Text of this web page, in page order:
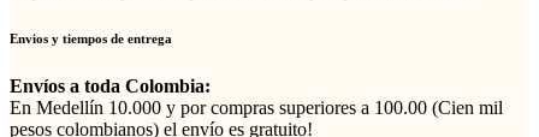
Envios y tiempos de entrega
Envíos a toda Colombia:
En Medellín 10.000 y por compras superiores a 100.00 (Cien mil
pesos colombianos) el envío es gratuito!